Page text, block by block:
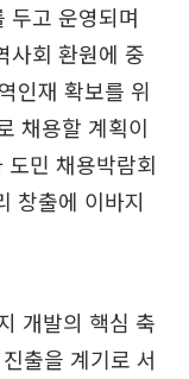
두고 운영되며
사회 환원에 중
인재 확보를 위
채용할 계획이
민 채용박람회
창출에 이바지
개발의 핵심 축
출을 계기로 서